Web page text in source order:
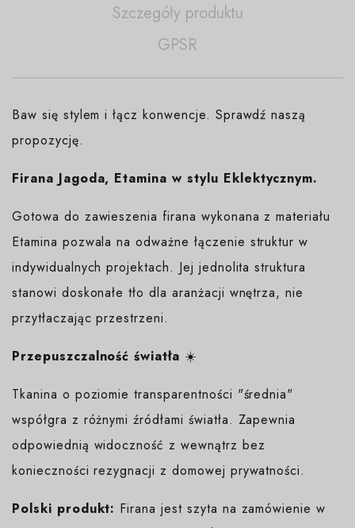
Szczegóły produktu
GPSR
Baw się stylem i łącz konwencje. Sprawdź naszą
propozycję.
Firana Jagoda, Etamina w stylu Eklektycznym.
Gotowa do zawieszenia firana wykonana z materiału
Etamina pozwala na odważne łączenie struktur w
indywidualnych projektach. Jej jednolita struktura
stanowi doskonałe tło dla aranżacji wnętrza, nie
przytłaczając przestrzeni.
Przepuszczalność światła ☀️
Tkanina o poziomie transparentności "średnia"
współgra z różnymi źródłami światła. Zapewnia
odpowiednią widoczność z wewnątrz bez
konieczności rezygnacji z domowej prywatności.
Polski produkt: Firana jest szyta na zamówienie w